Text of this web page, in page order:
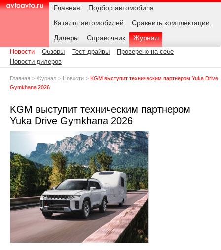
AvtoAvto.ru
Навигация Главная
Подбор автомобиля
Каталог автомобилей
Сравнить комплектации
Дилеры
Справочник Журнал
Подразделы
Новости Обзоры Тест-драйвы
Проверено на себе
Новости дилеров
Родительские
Главная Журнал Новости
KGM выступит техническим партнером Yuka Drive
Gymkhana 2026
KGM выступит техническим партнером
Yuka Drive Gymkhana 2026
Дата: